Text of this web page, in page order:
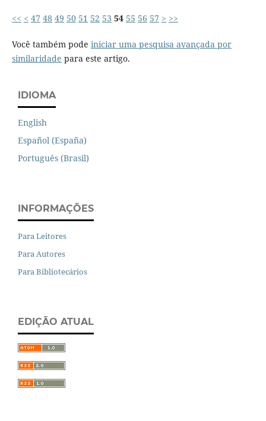
<< < 47 48 49 50 51 52 53 54 55 56 57 > >>
Você também pode iniciar uma pesquisa avançada por
similaridade para este artigo.
IDIOMA
English
Español (España)
Português (Brasil)
INFORMAÇÕES
Para Leitores
Para Autores
Para Bibliotecários
EDIÇÃO ATUAL